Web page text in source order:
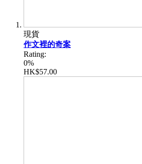
現貨
作文裡的奇案
Rating:
0%
HK$57.00